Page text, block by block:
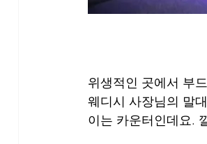
위생적인 곳에서 부
웨디시 사장님의 말
이는 카운터인데요.